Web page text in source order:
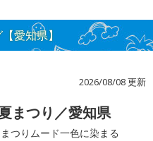
愛知県】
2026/08/08 更新
まつり／愛知県
つりムード一色に染まる